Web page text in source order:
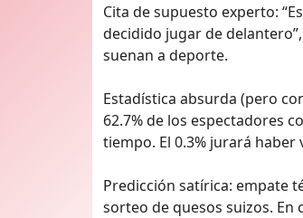
Cita de supuesto experto:
decidido jugar de
suenan a deporte.
Estadística absurda (pero
62.7% de los espectadores
tiempo. El 0.3% jurará haber
Predicción satírica: empate
sorteo de quesos suizos.